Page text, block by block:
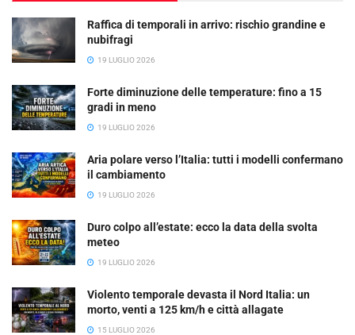
Raffica di temporali in arrivo: rischio grandine e
nubifragi
19 LUGLIO 2026
Forte diminuzione delle temperature: fino a 15
gradi in meno
19 LUGLIO 2026
Aria polare verso l’Italia: tutti i modelli confermano
il cambiamento
19 LUGLIO 2026
Duro colpo all’estate: ecco la data della svolta
meteo
19 LUGLIO 2026
Violento temporale devasta il Nord Italia: un
morto, venti a 125 km/h e città allagate
15 LUGLIO 2026